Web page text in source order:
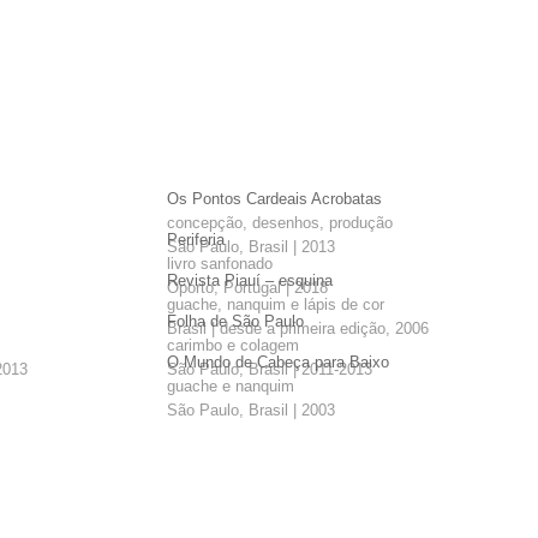
Os Pontos Cardeais Acrobatas
concepção, desenhos, produção
São Paulo, Brasil | 2013
Periferia
livro sanfonado
Oporto, Portugal | 2018
Revista Piauí – esquina
guache, nanquim e lápis de cor
Brasil | desde a primeira edição, 2006
Folha de São Paulo
carimbo e colagem
São Paulo, Brasil | 2011-2013
O Mundo de Cabeça para Baixo
guache e nanquim
São Paulo, Brasil | 2003